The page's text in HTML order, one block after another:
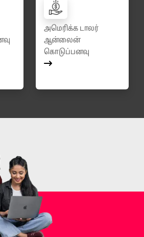
அமெரிக்க டாலர்
ஆன்லைன்
கொடுப்பனவு